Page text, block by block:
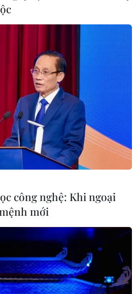
cung xuất khẩu
Moldova Andrei Spinu cho
khoảng 30% nguồn cung cấp
trước đó cùng ngày.
công nghệ: Khi ngoại
mới